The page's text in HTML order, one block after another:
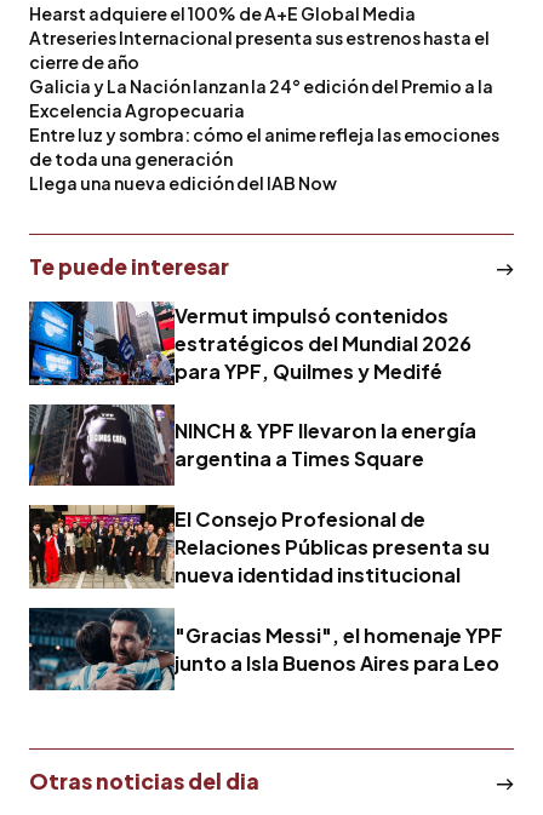
Hearst adquiere el 100% de A+E Global Media
Atreseries Internacional presenta sus estrenos hasta el
cierre de año
Galicia y La Nación lanzan la 24° edición del Premio a la
Excelencia Agropecuaria
Entre luz y sombra: cómo el anime refleja las emociones
de toda una generación
Llega una nueva edición del IAB Now
Te puede interesar
Vermut impulsó contenidos
estratégicos del Mundial 2026
para YPF, Quilmes y Medifé
NINCH & YPF llevaron la energía
argentina a Times Square
El Consejo Profesional de
Relaciones Públicas presenta su
nueva identidad institucional
"Gracias Messi", el homenaje YPF
junto a Isla Buenos Aires para Leo
Otras noticias del dia